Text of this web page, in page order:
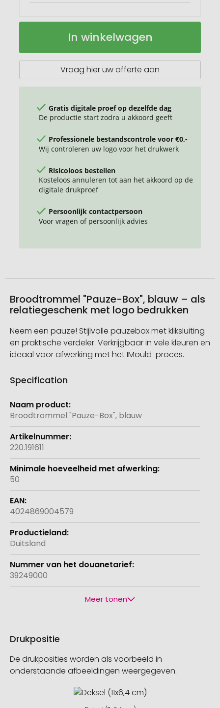
Broodtrommel
Op
In winkelwagen
Vraag hier uw offerte aan
Gratis digitale proef op dezelfde dag
De productie start zodra u akkoord geeft
Professionele bestandscontrole voor €0,-
Wij controleren uw logo voor het drukwerk
Risicoloos bestellen
Kosteloos annuleren tot aan het akkoord op de
digitale drukproef
Persoonlijk contactpersoon
Voor vragen of persoonlijk advies
Broodtrommel "Pauze-Box", blauw – als
relatiegeschenk met logo bedrukken
Neem een pauze! Stijlvolle pauzebox met kliksluiting
en praktische verdeler. Verkrijgbaar in vele kleuren en
ideaal voor afwerking met het IMould-proces.
Specification
Meer
informatie
Broodtrommel "Pauze-Box", blauw
220.191611
50
4024869004579
Duitsland
39249000
Meer tonen
Drukpositie
De drukposities worden als voorbeeld in
onderstaande afbeeldingen weergegeven.